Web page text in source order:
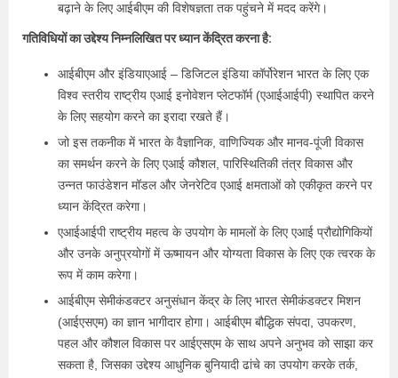
बढ़ाने के लिए आईबीएम की विशेषज्ञता तक पहुंचने में मदद करेंगे।
गतिविधियों का उद्देश्य निम्नलिखित पर ध्यान केंद्रित करना है:
आईबीएम और इंडियाएआई – डिजिटल इंडिया कॉर्पोरेशन भारत के लिए एक
विश्व स्तरीय राष्ट्रीय एआई इनोवेशन प्लेटफॉर्म (एआईआईपी) स्थापित करने
के लिए सहयोग करने का इरादा रखते हैं।
जो इस तकनीक में भारत के वैज्ञानिक, वाणिज्यिक और मानव-पूंजी विकास
का समर्थन करने के लिए एआई कौशल, पारिस्थितिकी तंत्र विकास और
उन्नत फाउंडेशन मॉडल और जेनरेटिव एआई क्षमताओं को एकीकृत करने पर
ध्यान केंद्रित करेगा।
एआईआईपी राष्ट्रीय महत्व के उपयोग के मामलों के लिए एआई प्रौद्योगिकियों
और उनके अनुप्रयोगों में ऊष्मायन और योग्यता विकास के लिए एक त्वरक के
रूप में काम करेगा।
आईबीएम सेमीकंडक्टर अनुसंधान केंद्र के लिए भारत सेमीकंडक्टर मिशन
(आईएसएम) का ज्ञान भागीदार होगा। आईबीएम बौद्धिक संपदा, उपकरण,
पहल और कौशल विकास पर आईएसएम के साथ अपने अनुभव को साझा कर
सकता है, जिसका उद्देश्य आधुनिक बुनियादी ढांचे का उपयोग करके तर्क,